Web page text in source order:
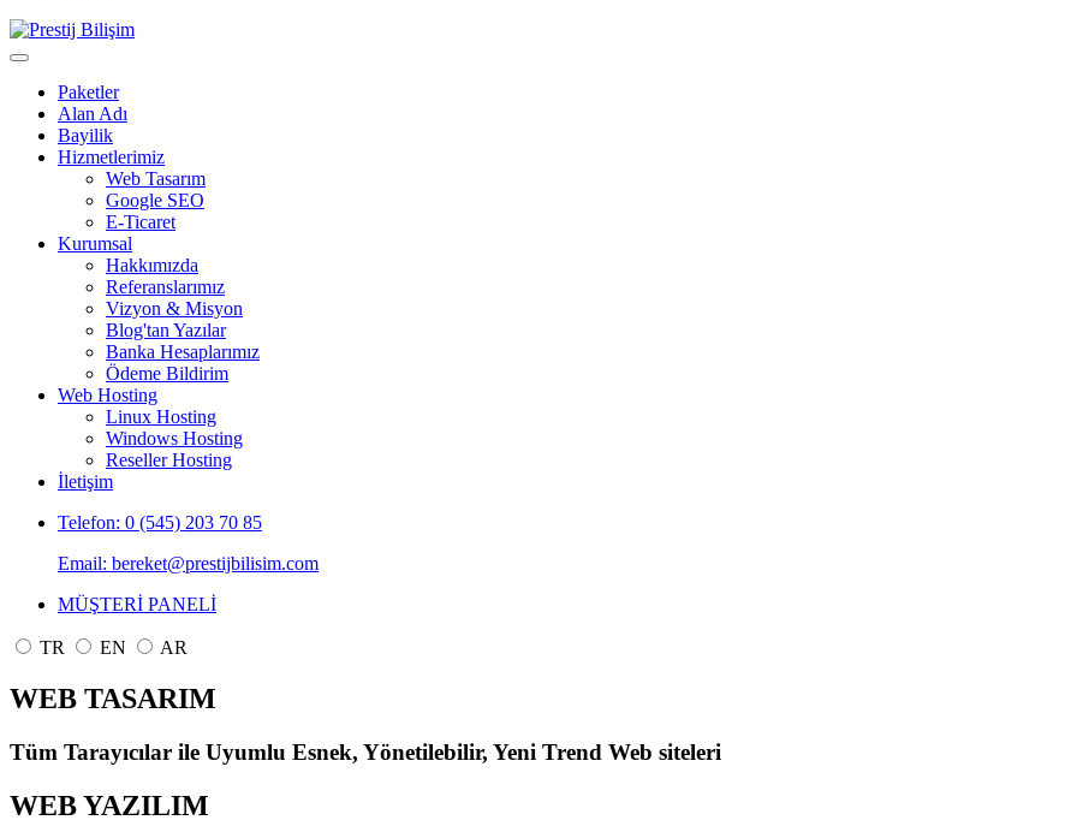
Paketler
Alan Adı
Bayilik
Hizmetlerimiz
Web Tasarım
Google SEO
E-Ticaret
Kurumsal
Hakkımızda
Referanslarımız
Vizyon & Misyon
Blog'tan Yazılar
Banka Hesaplarımız
Ödeme Bildirim
Web Hosting
Linux Hosting
Windows Hosting
Reseller Hosting
İletişim
Telefon: 0 (545) 203 70 85
Email: bereket@prestijbilisim.com
MÜŞTERİ PANELİ
TR EN AR
WEB TASARIM
Tüm Tarayıcılar ile Uyumlu Esnek, Yönetilebilir, Yeni Trend Web siteleri
WEB YAZILIM